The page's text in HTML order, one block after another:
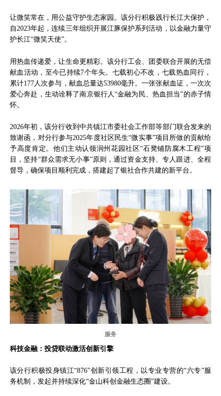
让微笑常在，用公益守护生态家园。该分行积极践行长江大保护，
自2023年起，连续三年组织开展江豚保护系列活动，以金融力量守
护长江“微笑天使”。
用热血传递爱，让生命更精彩。该分行工会、团委联合开展的无偿
献血活动，至今已持续7个年头。七载初心不改，七载热血同行，
累计177人次参与，献血总量达53980毫升。一张张献血证，一次次
爱心奔赴，生动诠释了南京银行人“金融为民、热血担当”的赤子情
怀。
2026年初，该分行收到中共镇江市委社会工作部等部门联合发来的
致谢函，对分行参与2025年度社区民生“微实事”项目所做的贡献给
予高度肯定。他们主动认领润州花园社区“石凳铺防腐木工程”项
目，坚持“群众需求无小事”原则，通过资金支持、专人跟进、全程
督导，确保项目顺利完成，搭建起了银社合作共建的新平台。
服务
科技金融：投贷联动激活创新引擎
该分行积极投身镇江“876”创新引领工程，以专业专营的“六专”服
务机制，发起并持续深化“金山科创金融生态圈”建设。